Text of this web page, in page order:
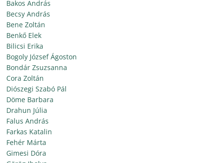
Bakos András
Becsy András
Bene Zoltán
Benkő Elek
Bilicsi Erika
Bogoly József Ágoston
Bondár Zsuzsanna
Cora Zoltán
Diószegi Szabó Pál
Döme Barbara
Drahun Júlia
Falus András
Farkas Katalin
Fehér Márta
Gimesi Dóra